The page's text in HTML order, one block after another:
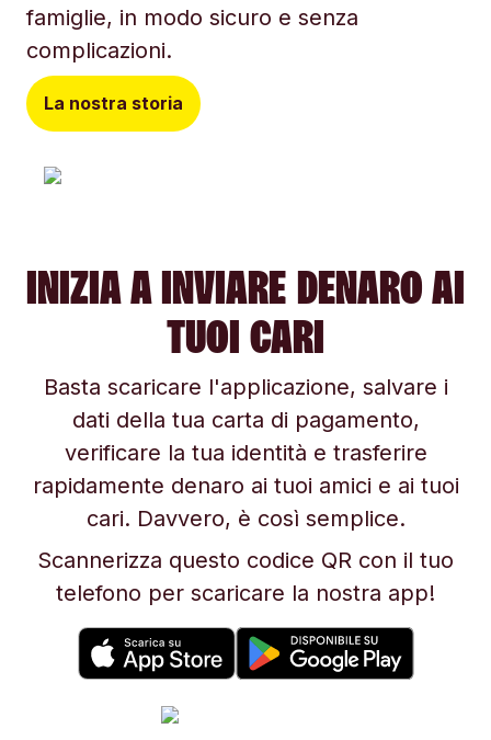
famiglie, in modo sicuro e senza
complicazioni.
La nostra storia
INIZIA A INVIARE DENARO AI
TUOI CARI
Basta scaricare l'applicazione, salvare i
dati della tua carta di pagamento,
verificare la tua identità e trasferire
rapidamente denaro ai tuoi amici e ai tuoi
cari. Davvero, è così semplice.
Scannerizza questo codice QR con il tuo
telefono per scaricare la nostra app!